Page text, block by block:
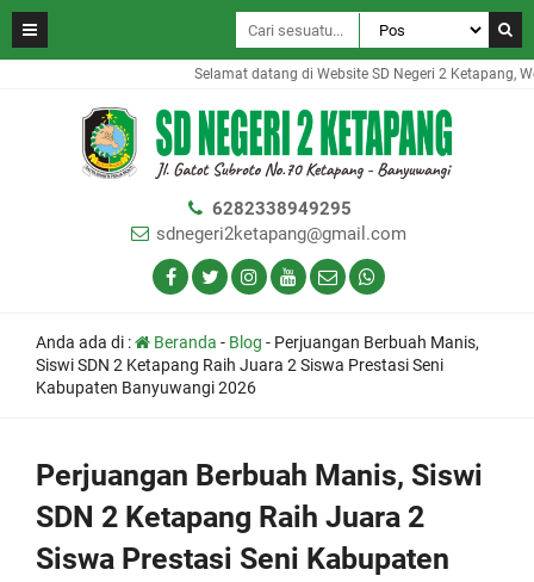
Selamat datang di Website SD Negeri 2 Ketapang,
6282338949295
sdnegeri2ketapang@gmail.com
Anda ada di : Beranda - Blog - Perjuangan Berbuah Manis,
Siswi SDN 2 Ketapang Raih Juara 2 Siswa Prestasi Seni
Kabupaten Banyuwangi 2026
Perjuangan Berbuah Manis, Siswi
SDN 2 Ketapang Raih Juara 2
Siswa Prestasi Seni Kabupaten